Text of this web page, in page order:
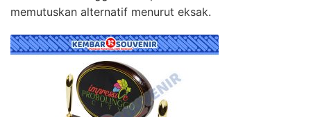
memutuskan alternatif menurut eksak.